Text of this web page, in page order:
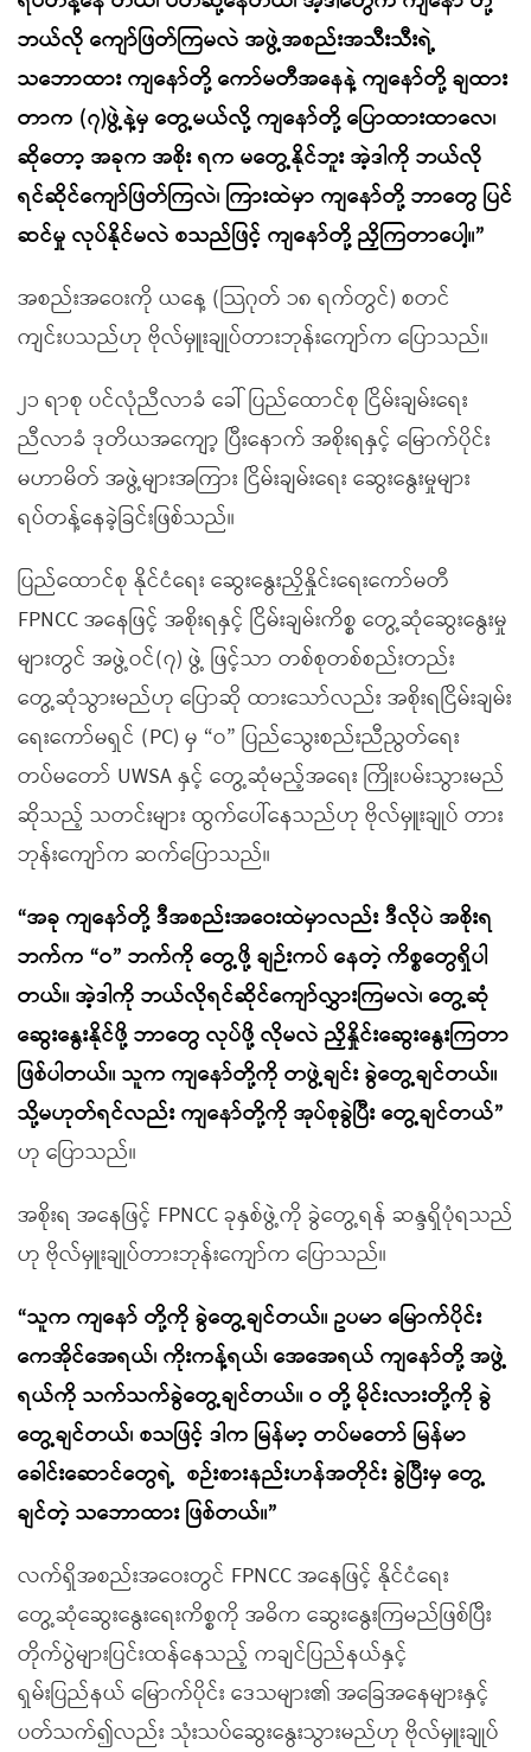
ဘယ်လို ကျော်ဖြတ်ကြမလဲ အဖွဲ့အစည်းအသီးသီးရဲ့
သဘောထား ကျနော်တို့ ကော်မတီအနေနဲ့ ကျနော်တို့ ချထား
တာက (၇)ဖွဲ့နဲ့မှ တွေ့မယ်လို့ ကျနော်တို့ ပြောထားထာလေ၊
ဆိုတော့ အခုက အစိုး ရက မတွေ့နိုင်ဘူး အဲ့ဒါကို ဘယ်လို
ရင်ဆိုင်ကျော်ဖြတ်ကြလဲ၊ ကြားထဲမှာ ကျနော်တို့ ဘာတွေ ပြင်
ဆင်မှု လုပ်နိုင်မလဲ စသည်ဖြင့် ကျနော်တို့ ညှိကြတာပေါ့။”
အစည်းအဝေးကို ယနေ့ (သြဂုတ် ၁၈ ရက်တွင်) စတင်
ကျင်းပသည်ဟု ဗိုလ်မှူးချုပ်တားဘုန်းကျော်က ပြောသည်။
၂၁ ရာစု ပင်လုံညီလာခံ ခေါ် ပြည်ထောင်စု ငြိမ်းချမ်းရေး
ညီလာခံ ဒုတိယအကျော့ ပြီးနောက် အစိုးရနှင့် မြောက်ပိုင်း
မဟာမိတ် အဖွဲ့များအကြား ငြိမ်းချမ်းရေး ဆွေးနွေးမှုများ
ရပ်တန့်နေခဲ့ခြင်းဖြစ်သည်။
ပြည်ထောင်စု နိုင်ငံရေး ဆွေးနွေးညှိနှိုင်းရေးကော်မတီ
FPNCC အနေဖြင့် အစိုးရနှင့် ငြိမ်းချမ်းကိစ္စ တွေ့ဆုံဆွေးနွေးမှု
များတွင် အဖွဲ့ဝင်(၇) ဖွဲ့ ဖြင့်သာ တစ်စုတစ်စည်းတည်း
တွေ့ဆုံသွားမည်ဟု ပြောဆို ထားသော်လည်း အစိုးရငြိမ်းချမ်း
ရေးကော်မရှင် (PC) မှ “ဝ” ပြည်သွေးစည်းညီညွတ်ရေး
တပ်မတော် UWSA နှင့် တွေ့ဆုံမည့်အရေး ကြိုးပမ်းသွားမည်
ဆိုသည့် သတင်းများ ထွက်ပေါ်နေသည်ဟု ဗိုလ်မှူးချုပ် တား
ဘုန်းကျော်က ဆက်ပြောသည်။
“အခု ကျနော်တို့ ဒီအစည်းအဝေးထဲမှာလည်း ဒီလိုပဲ အစိုးရ
ဘက်က “ဝ” ဘက်ကို တွေ့ဖို့ ချဉ်းကပ် နေတဲ့ ကိစ္စတွေရှိပါ
တယ်။ အဲ့ဒါကို ဘယ်လိုရင်ဆိုင်ကျော်လွှားကြမလဲ၊ တွေ့ဆုံ
ဆွေးနွေးနိုင်ဖို့ ဘာတွေ လုပ်ဖို့ လိုမလဲ ညှိနှိုင်းဆွေးနွေးကြတာ
ဖြစ်ပါတယ်။ သူက ကျနော်တို့ကို တဖွဲ့ချင်း ခွဲတွေ့ချင်တယ်။
သို့မဟုတ်ရင်လည်း ကျနော်တို့ကို အုပ်စုခွဲပြီး တွေ့ချင်တယ်”
ဟု ပြောသည်။
အစိုးရ အနေဖြင့် FPNCC ခုနှစ်ဖွဲ့ကို ခွဲတွေ့ရန် ဆန္ဒရှိပုံရသည်
ဟု ဗိုလ်မှူးချုပ်တားဘုန်းကျော်က ပြောသည်။
“သူက ကျနော် တို့ကို ခွဲတွေ့ချင်တယ်။ ဥပမာ မြောက်ပိုင်း
ကေအိုင်အေရယ်၊ ကိုးကန့်ရယ်၊ အေအေရယ် ကျနော်တို့ အဖွဲ့
ရယ်ကို သက်သက်ခွဲတွေ့ချင်တယ်။ ဝ တို့ မိုင်းလားတို့ကို ခွဲ
တွေ့ချင်တယ်၊ စသဖြင့် ဒါက မြန်မာ့ တပ်မတော် မြန်မာ
ခေါင်းဆောင်တွေရဲ့ စဉ်းစားနည်းဟန်အတိုင်း ခွဲပြီးမှ တွေ့
ချင်တဲ့ သဘောထား ဖြစ်တယ်။”
လက်ရှိအစည်းအဝေးတွင် FPNCC အနေဖြင့် နိုင်ငံရေး
တွေ့ဆုံဆွေးနွေးရေးကိစ္စကို အဓိက ဆွေးနွေးကြမည်ဖြစ်ပြီး
တိုက်ပွဲများပြင်းထန်နေသည့် ကချင်ပြည်နယ်နှင့်
ရှမ်းပြည်နယ် မြောက်ပိုင်း ဒေသများ၏ အခြေအနေများနှင့်
ပတ်သက်၍လည်း သုံးသပ်ဆွေးနွေးသွားမည်ဟု ဗိုလ်မှူးချုပ်